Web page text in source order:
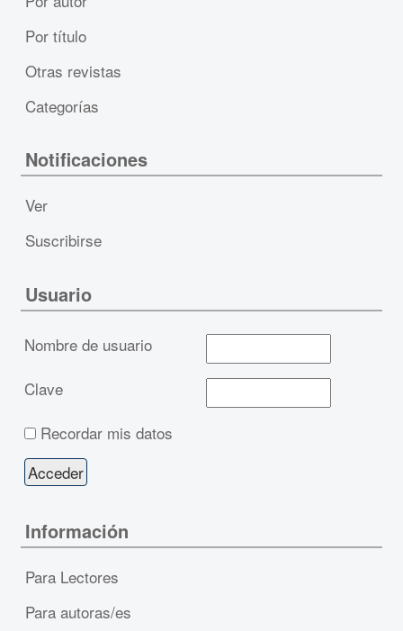
Por título
Otras revistas
Categorías
Notificaciones
Ver
Suscribirse
Usuario
Nombre de usuario
Clave
Recordar mis datos
Información
Para Lectores
Para autoras/es